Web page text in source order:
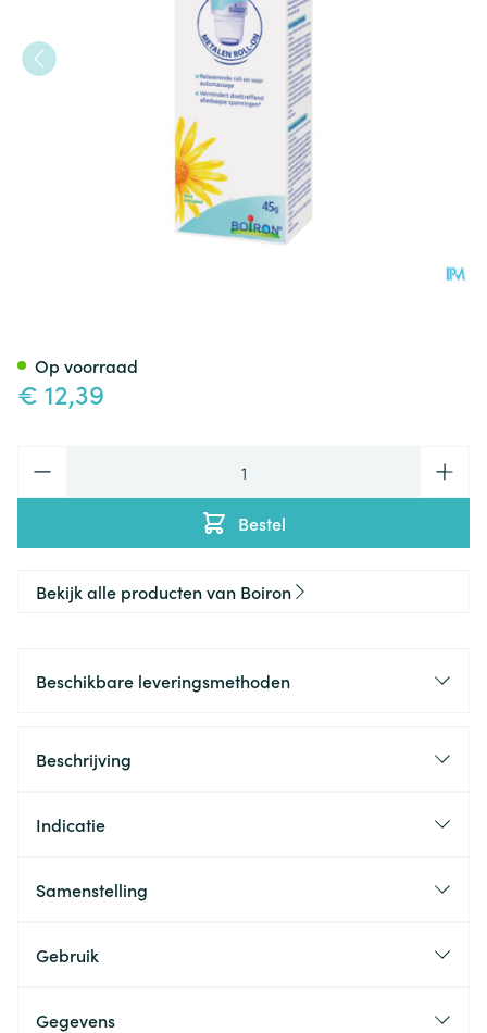
€ 12,39
Bestel
Op voorraad
Bekijk alle producten van Boiron
Beschikbare leveringsmethoden
Beschrijving
Indicatie
Samenstelling
Gebruik
Gegevens